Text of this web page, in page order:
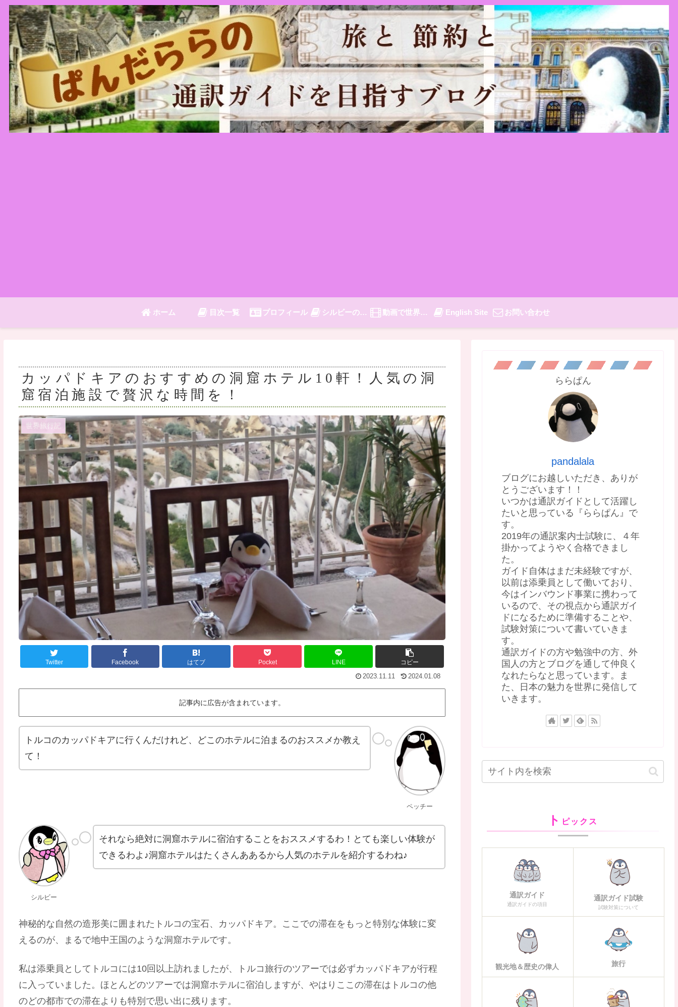
ホーム 目次一覧 プロフィール シルビーの旅日記 動画で世界旅行 English Site お問い合わせ
カッパドキアのおすすめの洞窟ホテル10軒！人気の洞
窟宿泊施設で贅沢な時間を！
世界旅行記
Twitter Facebook はてブ Pocket LINE コピー
2023.11.11 2024.01.08
記事内に広告が含まれています。
ペッチー
トルコのカッパドキアに行くんだけれど、どこのホテルに泊まるのおススメか教え
て！
シルビー
それなら絶対に洞窟ホテルに宿泊することをおススメするわ！とても楽しい体験が
できるわよ♪洞窟ホテルはたくさんああるから人気のホテルを紹介するわね♪
神秘的な自然の造形美に囲まれたトルコの宝石、カッパドキア。ここでの滞在をもっと特別な体験に変
えるのが、まるで地中王国のような洞窟ホテルです。
私は添乗員としてトルコには10回以上訪れましたが、トルコ旅行のツアーでは必ずカッパドキアが行程
に入っていました。ほとんどのツアーでは洞窟ホテルに宿泊しますが、やはりここの滞在はトルコの他
のどの都市での滞在よりも特別で思い出に残ります。
ららぱん
pandalala
ブログにお越しいただき、ありが
とうございます！！
いつかは通訳ガイドとして活躍し
たいと思っている『ららぱん』で
す。
2019年の通訳案内士試験に、４年
掛かってようやく合格できまし
た。
ガイド自体はまだ未経験ですが、
以前は添乗員として働いており、
今はインバウンド事業に携わって
いるので、その視点から通訳ガイ
ドになるために準備することや、
試験対策について書いていきま
す。
通訳ガイドの方や勉強中の方、外
国人の方とブログを通して仲良く
なれたらなと思っています。ま
た、日本の魅力を世界に発信して
いきます。
ト ピックス
通訳ガイド
通訳ガイドの項目
通訳ガイド試験
試験対策について
観光地＆歴史の偉人 旅行